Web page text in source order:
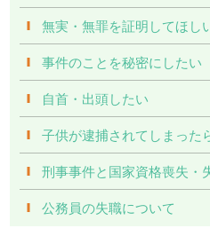
無実・無罪を証明してほし
事件のことを秘密にしたい
自首・出頭したい
子供が逮捕されてしまった
刑事事件と国家資格喪失・
公務員の失職について